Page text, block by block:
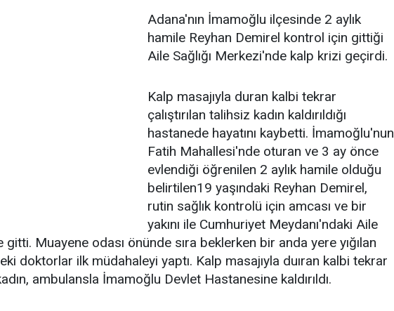
Adana'nın İmamoğlu ilçesinde 2 aylık
hamile Reyhan Demirel kontrol için gittiği
Aile Sağlığı Merkezi'nde kalp krizi geçirdi.
Kalp masajıyla duran kalbi tekrar
çalıştırılan talihsiz kadın kaldırıldığı
hastanede hayatını kaybetti. İmamoğlu'nun
Fatih Mahallesi'nde oturan ve 3 ay önce
evlendiği öğrenilen 2 aylık hamile olduğu
belirtilen19 yaşındaki Reyhan Demirel,
rutin sağlık kontrolü için amcası ve bir
yakını ile Cumhuriyet Meydanı'ndaki Aile
gitti. Muayene odası önünde sıra beklerken bir anda yere yığılan
doktorlar ilk müdahaleyi yaptı. Kalp masajıyla duıran kalbi tekrar
ambulansla İmamoğlu Devlet Hastanesine kaldırıldı.